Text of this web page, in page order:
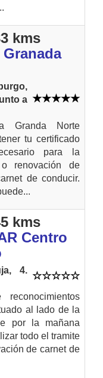
kms
a
Granda Norte
tu certificado
para la
renovación de
de conducir.
kms
Centro
4.
al lado de la
por la mañana
todo el tramite
de carnet de